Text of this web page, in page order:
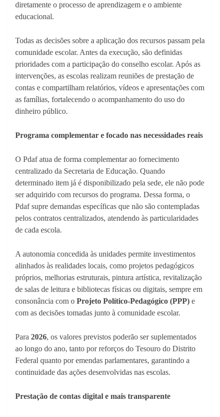
diretamente o processo de aprendizagem e o ambiente
educacional.
Todas as decisões sobre a aplicação dos recursos passam pela
comunidade escolar. Antes da execução, são definidas
prioridades com a participação do conselho escolar. Após as
intervenções, as escolas realizam reuniões de prestação de
contas e compartilham relatórios, vídeos e apresentações com
as famílias, fortalecendo o acompanhamento do uso do
dinheiro público.
Programa complementar e focado nas necessidades reais
O Pdaf atua de forma complementar ao fornecimento
centralizado da Secretaria de Educação. Quando
determinado item já é disponibilizado pela sede, ele não pode
ser adquirido com recursos do programa. Dessa forma, o
Pdaf supre demandas específicas que não são contempladas
pelos contratos centralizados, atendendo às particularidades
de cada escola.
A autonomia concedida às unidades permite investimentos
alinhados às realidades locais, como projetos pedagógicos
próprios, melhorias estruturais, pintura artística, revitalização
de salas de leitura e bibliotecas físicas ou digitais, sempre em
consonância com o Projeto Político-Pedagógico (PPP) e
com as decisões tomadas junto à comunidade escolar.
Para 2026, os valores previstos poderão ser suplementados
ao longo do ano, tanto por reforços do Tesouro do Distrito
Federal quanto por emendas parlamentares, garantindo a
continuidade das ações desenvolvidas nas escolas.
Prestação de contas digital e mais transparente